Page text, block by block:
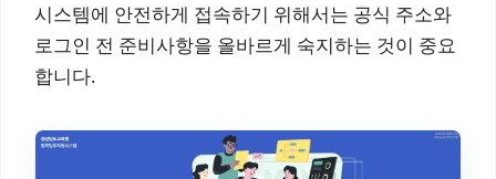
시스템에 안전하게 접속하기 위해서는 공식 주소와
로그인 전 준비사항을 올바르게 숙지하는 것이 중요
합니다.